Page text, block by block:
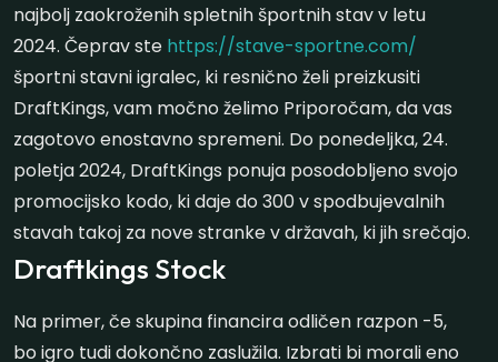
najbolj zaokroženih spletnih športnih stav v letu
2024. Čeprav ste https://stave-sportne.com/
športni stavni igralec, ki resnično želi preizkusiti
DraftKings, vam močno želimo Priporočam, da vas
zagotovo enostavno spremeni. Do ponedeljka, 24.
poletja 2024, DraftKings ponuja posodobljeno svojo
promocijsko kodo, ki daje do 300 v spodbujevalnih
stavah takoj za nove stranke v državah, ki jih srečajo.
Draftkings Stock
Na primer, če skupina financira odličen razpon -5,
bo igro tudi dokončno zaslužila. Izbrati bi morali eno